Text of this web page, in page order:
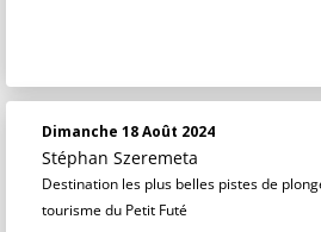
Dimanche 18 Août 2024
Stéphan Szeremeta
Destination les plus belles pistes de
tourisme du Petit Futé